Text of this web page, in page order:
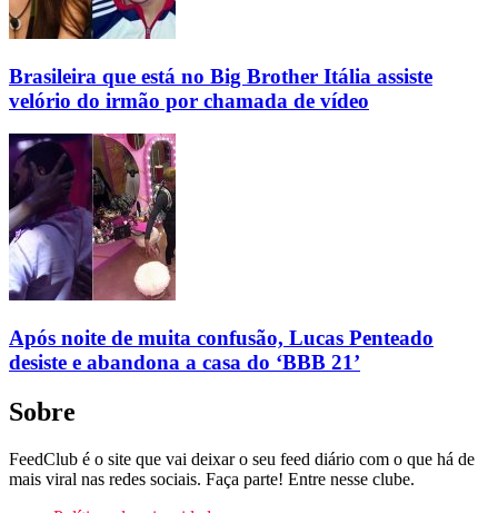
Brasileira que está no Big Brother Itália assiste
velório do irmão por chamada de vídeo
Após noite de muita confusão, Lucas Penteado
desiste e abandona a casa do ‘BBB 21’
Sobre
FeedClub é o site que vai deixar o seu feed diário com o que há de
mais viral nas redes sociais. Faça parte! Entre nesse clube.